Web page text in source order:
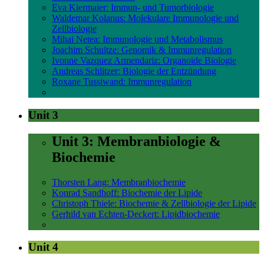
Eva Kiermaier: Immun- und Tumorbiologie
Waldemar Kolanus: Molekulare Immunologie und
Zellbiologie
Mihai Netea: Immunologie und Metabolismus
Joachim Schultze: Genomik & Immunregulation
Ivonne Vazquez Armendariz: Organoide Biologie
Andreas Schlitzer: Biologie der Entzündung
Roxane Tussiwand: Immunregulation
Unit 3
Unit 3: Membranbiologie &
Biochemie
Thorsten Lang: Membranbiochemie
Konrad Sandhoff: Biochemie der Lipide
Christoph Thiele: Biochemie & Zellbiologie der Lipide
Gerhild van Echten-Deckert: Lipidbiochemie
Unit 4